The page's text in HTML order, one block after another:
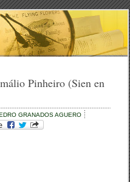
Pinheiro (Sien en
GRANADOS AGUERO